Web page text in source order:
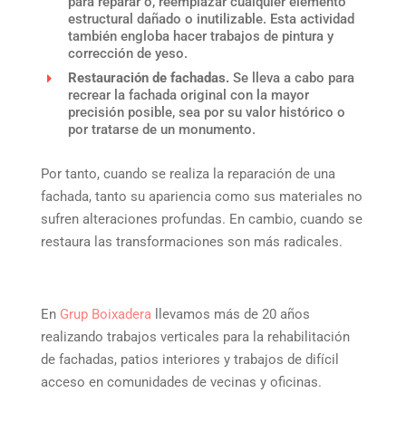
estructural dañado o inutilizable. Esta actividad
también engloba hacer trabajos de pintura y
corrección de yeso.
Restauración de fachadas.Se lleva a cabo para
recrear la fachada original con la mayor
precisión posible, sea por su valor histórico o
por tratarse de un monumento.
Por tanto, cuando se realiza la reparación de una
fachada, tanto su apariencia como sus materiales no
sufren alteraciones profundas. En cambio, cuando se
restaura las transformaciones son más radicales.
En Grup Boixaderallevamos más de 20 años
realizando trabajos verticales para la rehabilitación
de fachadas, patios interiores y trabajos de difícil
acceso en comunidades de vecinas y oficinas.